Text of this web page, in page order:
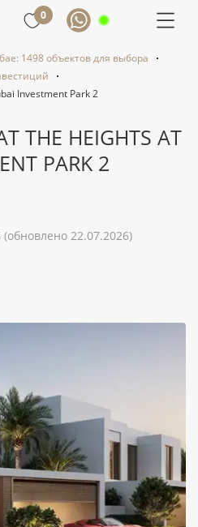
0
1498 объектов для выбора
Investment Park 2
THE HEIGHTS AT
PARK 2
(обновлено 22.07.2026)